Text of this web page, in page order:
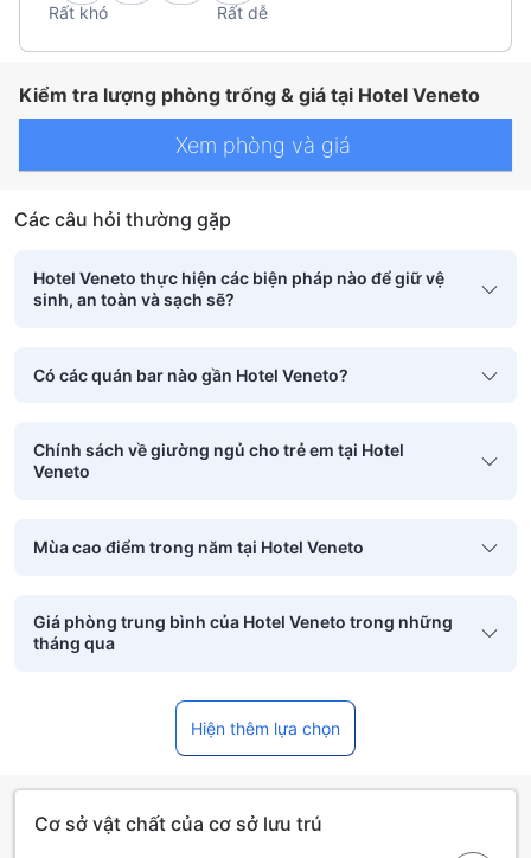
Rất khó Rất dễ
Kiểm tra lượng phòng trống & giá tại Hotel Veneto
Xem phòng và giá
Các câu hỏi thường gặp
Hotel Veneto thực hiện các biện pháp nào để giữ vệ
sinh, an toàn và sạch sẽ?
Có các quán bar nào gần Hotel Veneto?
Chính sách về giường ngủ cho trẻ em tại Hotel
Veneto
Mùa cao điểm trong năm tại Hotel Veneto
Giá phòng trung bình của Hotel Veneto trong những
tháng qua
Hiện thêm lựa chọn
Cơ sở vật chất của cơ sở lưu trú